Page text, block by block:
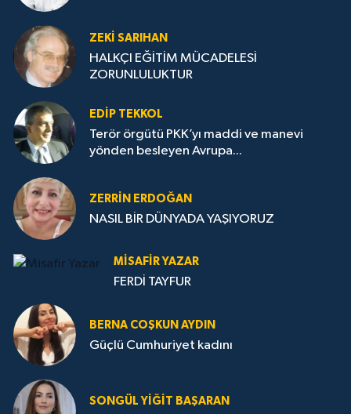
ZEKI SARIHAN
HALKÇI EĞİTİM MÜCADELESİ
ZORUNLULUKTUR
EDIP TEKKOL
Terör örgütü PKK’yı maddi ve manevi
yönden besleyen Avrupa...
ZERRIN ERDOĞAN
NASIL BİR DÜNYADA YAŞIYORUZ
MISAFIR YAZAR
FERDİ TAYFUR
BERNA COŞKUN AYDIN
Güçlü Cumhuriyet kadını
SONGÜL YIĞIT BAŞARAN